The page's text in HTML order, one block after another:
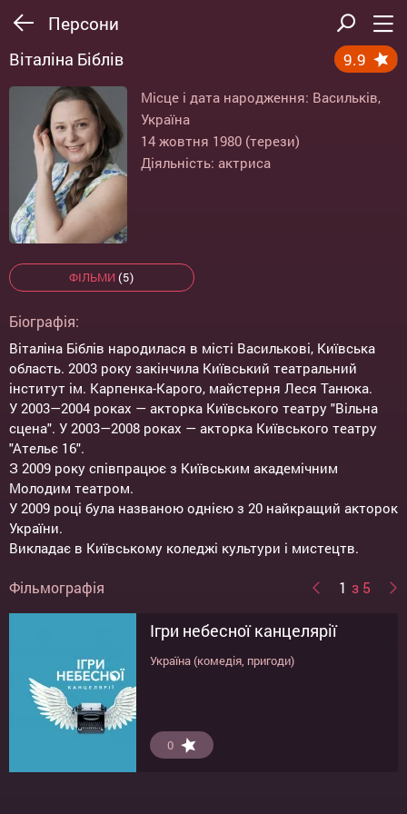
Персони
Віталіна Біблів 9.9
Місце і дата народження: Васильків,
Україна
14 жовтня 1980 (терези)
Діяльність: актриса
ФІЛЬМИ (5)
Біографія:
Віталіна Біблів народилася в місті Василькові, Київська
область. 2003 року закінчила Київський театральний
інститут ім. Карпенка-Карого, майстерня Леся Танюка.
У 2003—2004 роках — акторка Київського театру "Вільна
сцена". У 2003—2008 роках — акторка Київського театру
"Ательє 16".
З 2009 року співпрацює з Київським академічним
Молодим театром.
У 2009 році була названою однією з 20 найкращий акторок
України.
Викладає в Київському коледжі культури і мистецтв.
Фільмографія 1 з 5
Ігри небесної канцелярії
Україна (комедія, пригоди)
0
Дві сестри
Польща (драма)
6.3
11 дітей з Моршина
Україна (комедія, пригоди)
7.2
Брама
Україна (трилер, комедія, містика)
6.8
Будинок з вежкою / ОМКФ
Україна (драма, військовий)
7.4